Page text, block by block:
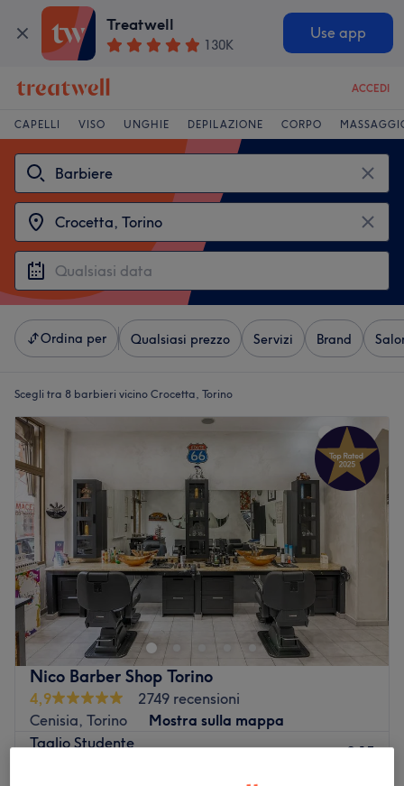
Treatwell
130K
Use app
ACCEDI
CAPELLI VISO UNGHIE DEPILAZIONE CORPO
Ordina per Qualsiasi prezzo Servizi Brand
Scegli tra 8 barbieri vicino Crocetta, Torino
Nico Barber Shop Torino
4,9
2749 recensioni
Cenisia, Torino
Mostra sulla mappa
Taglio Studente
€ 15